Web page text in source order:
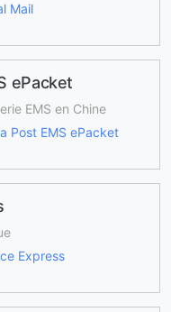
Mail
ePacket
EMS en Chine
Post EMS ePacket
Express